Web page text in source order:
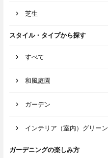
芝生
スタイル・タイプから探す
すべて
和風庭園
ガーデン
インテリア（室内）グリーン
ガーデニングの楽しみ方